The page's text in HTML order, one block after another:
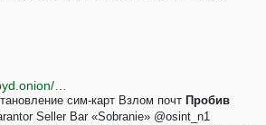
сим-карт Взлом почт Пробив
Seller Bar «Sobranie» @osint_n1